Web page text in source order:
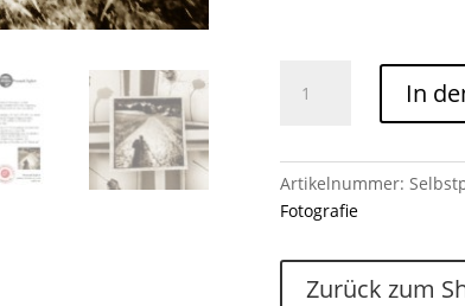
In
Artikelnummer:
Fotografie
Zurück zum